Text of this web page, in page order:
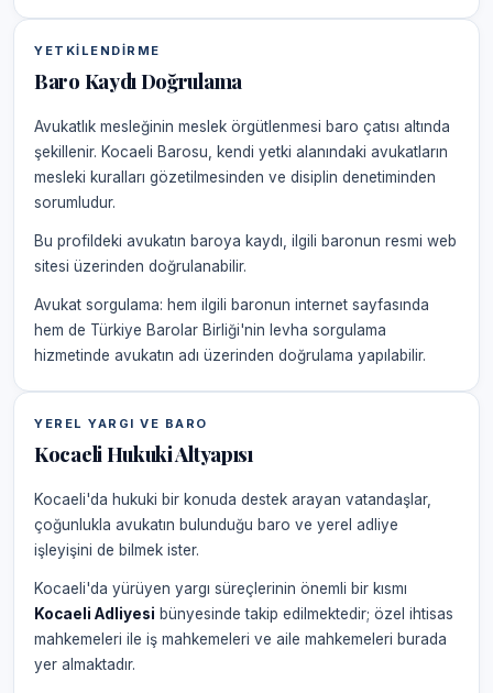
YETKILENDIRME
Baro Kaydı Doğrulama
Avukatlık mesleğinin meslek örgütlenmesi baro çatısı altında
şekillenir. Kocaeli Barosu, kendi yetki alanındaki avukatların
mesleki kuralları gözetilmesinden ve disiplin denetiminden
sorumludur.
Bu profildeki avukatın baroya kaydı, ilgili baronun resmi web
sitesi üzerinden doğrulanabilir.
Avukat sorgulama: hem ilgili baronun internet sayfasında
hem de Türkiye Barolar Birliği'nin levha sorgulama
hizmetinde avukatın adı üzerinden doğrulama yapılabilir.
YEREL YARGI VE BARO
Kocaeli Hukuki Altyapısı
Kocaeli'da hukuki bir konuda destek arayan vatandaşlar,
çoğunlukla avukatın bulunduğu baro ve yerel adliye
işleyişini de bilmek ister.
Kocaeli'da yürüyen yargı süreçlerinin önemli bir kısmı
Kocaeli Adliyesi bünyesinde takip edilmektedir; özel ihtisas
mahkemeleri ile iş mahkemeleri ve aile mahkemeleri burada
yer almaktadır.